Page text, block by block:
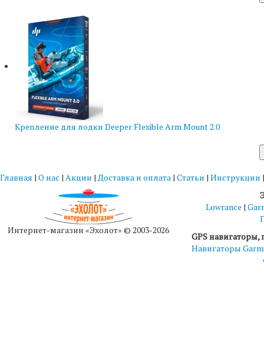
Крепление для лодки Deeper Flexible Arm Mount 2.0
Главная | О нас | Акции | Доставка и оплата | Статьи | Инструкции
Интернет-магазин «Эхолот» © 2003-2026
Lowrance |
GPS
Навигаторы